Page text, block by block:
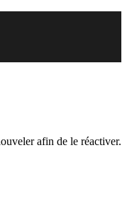
afin de le réactiver.